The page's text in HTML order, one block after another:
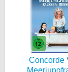
Concorde